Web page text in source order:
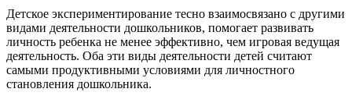
Детское экспериментирование тесно взаимосвязано с другими
видами деятельности дошкольников, помогает развивать
личность ребенка не менее эффективно, чем игровая ведущая
деятельность. Оба эти виды деятельности детей считают
самыми продуктивными условиями для личностного
становления дошкольника.